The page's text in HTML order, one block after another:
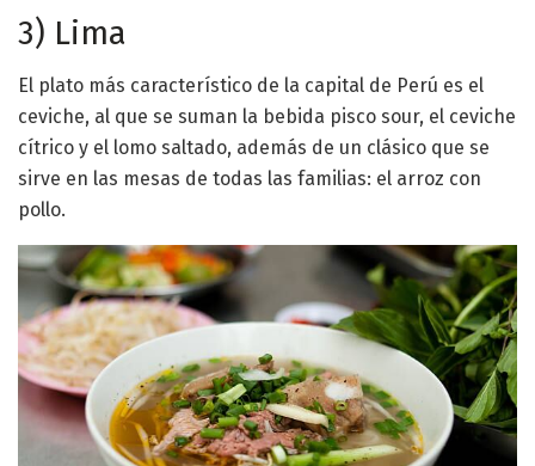
3) Lima
El plato más característico de la capital de Perú es el
ceviche, al que se suman la bebida pisco sour, el ceviche
cítrico y el lomo saltado, además de un clásico que se
sirve en las mesas de todas las familias: el arroz con
pollo.